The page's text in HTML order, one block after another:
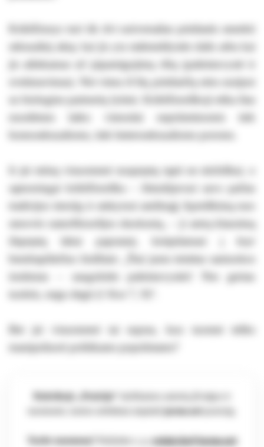
Krikščionys turi tik dvi universalias priežastis smerkti
seksualinį aktą: kai jis yra stabmeldystės dalis arba kai
jis atliekamas už įsipareigojimų ribų (paleistuvystė ir
svetimavimas). Nei viena iš šių priežasčių nėra susijusi
su biologine partnerių lytimi. Krikščioniškoji etika šias
nuodėmes laiko vienodai nepriimtinomis tiek
homoseksualioms, tiek heteroseksualioms poroms.
Ir jei mūsų visuomenė nuspręstų tapti ne stichiškai, o
sąmoningai krikščioniška – išstudijavusi savo pačias
tradicijos istoriją ir atskyrusi amžinąjį Apreiškimą nuo
senovės naturfilosofijos sluoksnių, – ji antrą klausimą
išspręstų labai paprastai, kreipdamasi į
bendrapiliečius žodžiais: „Štai jums teisėtas santuokos
institutas – saugokitės paleistuvystės! Nes geriau
tuoktis, negu degti (1 Kor 7, 9)“.
Bet jei visuomenė tai supras, kuo tuomet teliks
manipuliuoti politikams populistams?
Rubrikoje „Pozicija“
Turite nuomonę? redakcija@jarmo.net